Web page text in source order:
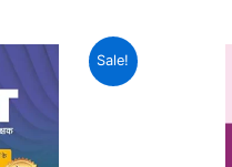
Sale!
Current
price